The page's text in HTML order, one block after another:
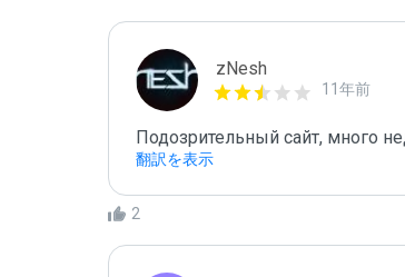
zNesh
11年前
Подозрительный сайт, много
翻訳を表示
2